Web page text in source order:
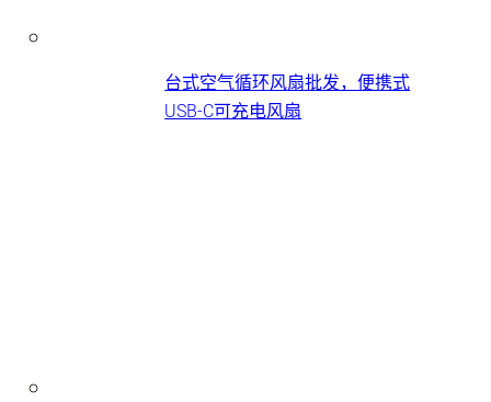
台式空气循环风扇批发，便携式
USB-C可充电风扇